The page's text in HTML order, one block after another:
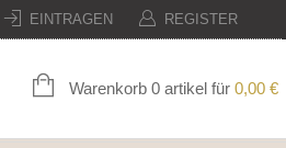
EINTRAGEN REGISTER
Warenkorb 0 artikel für 0,00 €